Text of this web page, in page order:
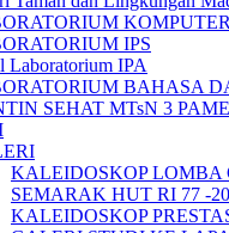
KOMPUTER
IPS
Laboratorium IPA
BAHASA
SEHAT MTsN 3
KALEIDOSKOP LOMBA
SEMARAK HUT RI 77 -
KALEIDOSKOP